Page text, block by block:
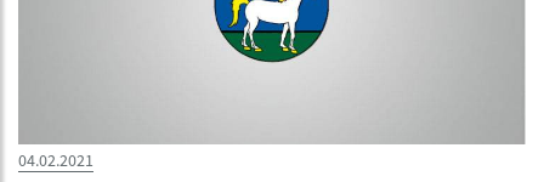
04.02.2021